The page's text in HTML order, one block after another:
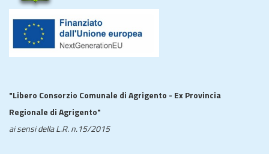
"Libero Consorzio Comunale di Agrigento - Ex Provincia
Regionale di Agrigento"
ai sensi della L.R. n.15/2015